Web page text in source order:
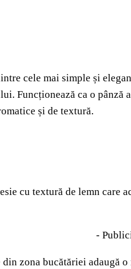
cele mai simple și
Funcționează ca o pânză
și de textură.
cu textură de lemn care
-
zona bucătăriei adaugă